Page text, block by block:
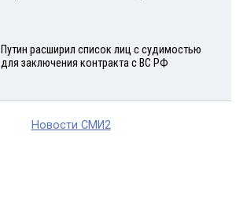
Путин расширил список лиц с судимостью
для заключения контракта с ВС РФ
Новости СМИ2